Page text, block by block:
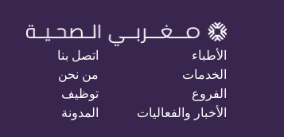
الأطباء
الخدمات
الفروع
الأخبار والفعاليات
اتصل بنا
من نحن
توظيف
المدونة